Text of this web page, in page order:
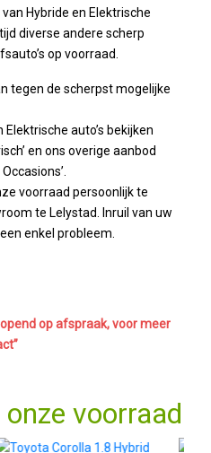
Hybride en Elektrische
diverse andere scherp
op voorraad.
tegen de scherpst mogelijke
auto’s bekijken
en ons overige aanbod
voorraad persoonlijk te
te Lelystad. Inruil van uw
enkel probleem.
op afspraak, voor meer
voorraad